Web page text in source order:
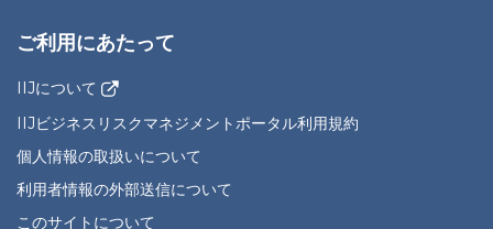
ご利用にあたって
IIJについて
IIJビジネスリスクマネジメントポータル利用規約
個人情報の取扱いについて
利用者情報の外部送信について
このサイトについて